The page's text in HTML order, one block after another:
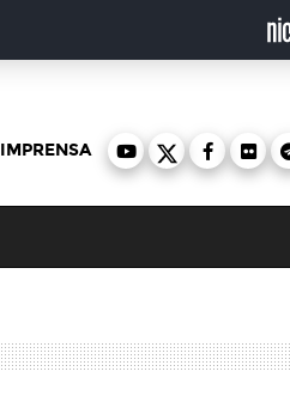
IMPRENSA